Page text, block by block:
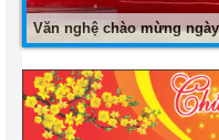
Văn nghệ chào mừng